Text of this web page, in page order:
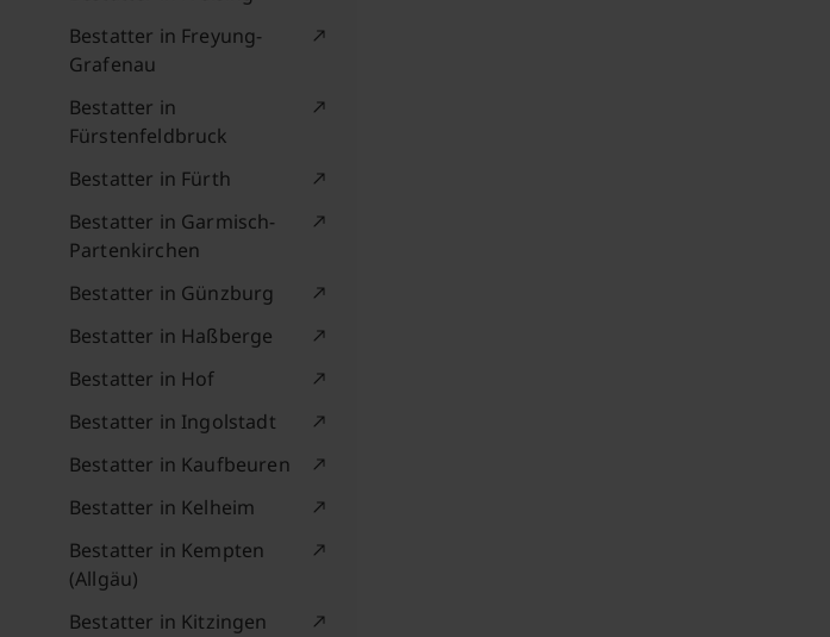
Bestatter in Freyung-
Grafenau
Bestatter in
Fürstenfeldbruck
Bestatter in Fürth
Bestatter in Garmisch-
Partenkirchen
Bestatter in Günzburg
Bestatter in Haßberge
Bestatter in Hof
Bestatter in Ingolstadt
Bestatter in Kaufbeuren
Bestatter in Kelheim
Bestatter in Kempten
(Allgäu)
Bestatter in Kitzingen